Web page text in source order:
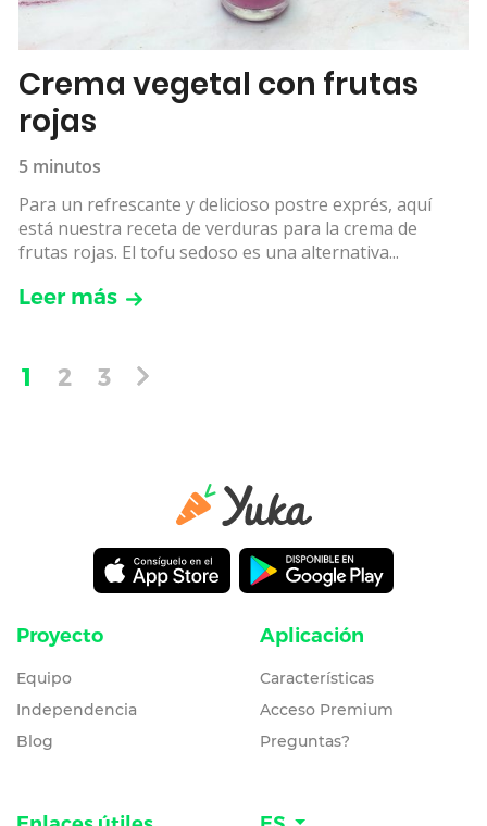
Crema vegetal con frutas
rojas
5 minutos
Para un refrescante y delicioso postre exprés, aquí
está nuestra receta de verduras para la crema de
frutas rojas. El tofu sedoso es una alternativa...
Leer más
1 2 3
Proyecto
Equipo
Independencia
Blog
Aplicación
Características
Acceso Premium
Preguntas?